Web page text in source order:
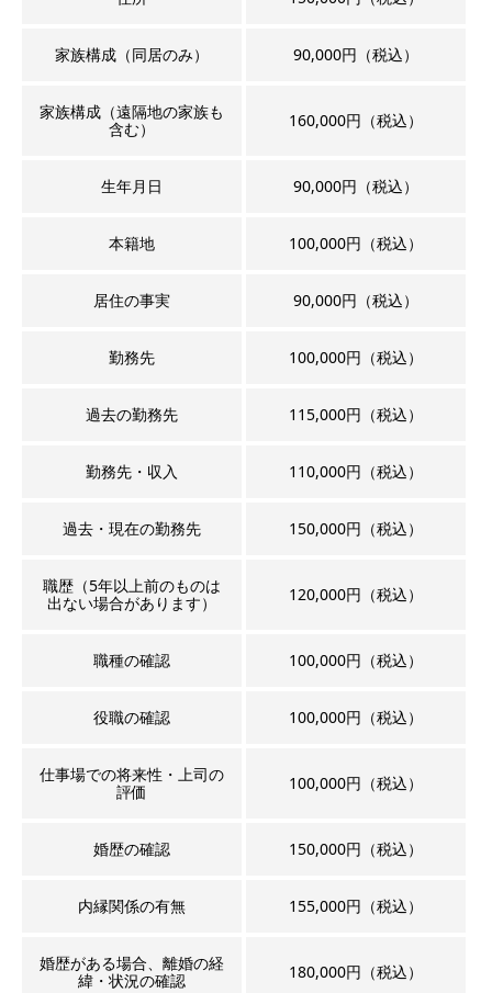
家族構成（同居のみ） 90,000円（税込）
家族構成（遠隔地の家族も
含む）
160,000円（税込）
生年月日 90,000円（税込）
本籍地 100,000円（税込）
居住の事実 90,000円（税込）
勤務先 100,000円（税込）
過去の勤務先 115,000円（税込）
勤務先・収入 110,000円（税込）
過去・現在の勤務先 150,000円（税込）
職歴（5年以上前のものは
出ない場合があります）
120,000円（税込）
職種の確認 100,000円（税込）
役職の確認 100,000円（税込）
仕事場での将来性・上司の
評価
100,000円（税込）
婚歴の確認 150,000円（税込）
内縁関係の有無 155,000円（税込）
婚歴がある場合、離婚の経
緯・状況の確認
180,000円（税込）